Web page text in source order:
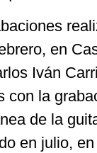
en
Iván
con la
de la
en julio, en